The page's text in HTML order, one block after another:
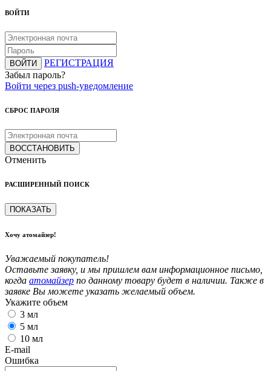
ВОЙТИ
ВОЙТИ
РЕГИСТРАЦИЯ
Забыл пароль?
Войти через push-уведомление
СБРОС ПАРОЛЯ
ВОССТАНОВИТЬ
Отменить
РАСШИРЕННЫЙ ПОИСК
ПОКАЗАТЬ
Хочу атомайзер!
Уважаемый покупатель!
Оставьте заявку, и мы пришлем вам информационное письмо,
когда атомайзер по данному товару будет в наличии. Также в
заявке Вы можете указать желаемый объем.
Укажите объем
3 мл
5 мл
10 мл
E-mail
Ошибка